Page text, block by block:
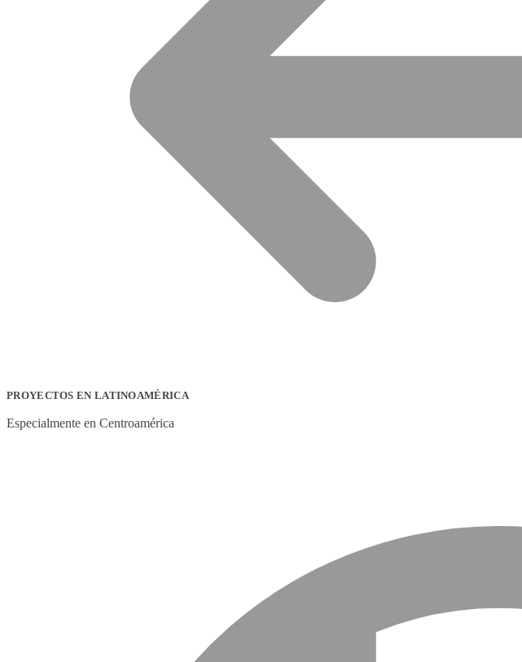
PROYECTOS EN LATINOAMÉRICA
Especialmente en Centroamérica